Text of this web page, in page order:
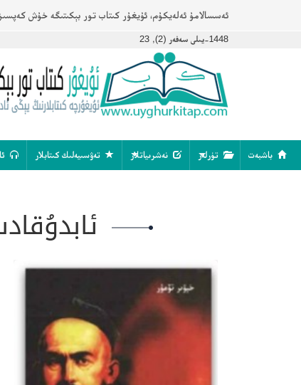
ئەسسالامۇ ئەلەيكۇم، ئۇيغۇر كىتاب تور بېكىتىگە خۇش كەپسىز
1448-يىلى سەفەر (2), 23
باشبەت تۈرلەر نەشرىياتلار تەۋسىيەلىك كىتابلار